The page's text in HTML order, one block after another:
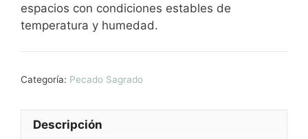
espacios con condiciones estables de
temperatura y humedad.
Categoría: Pecado Sagrado
Descripción